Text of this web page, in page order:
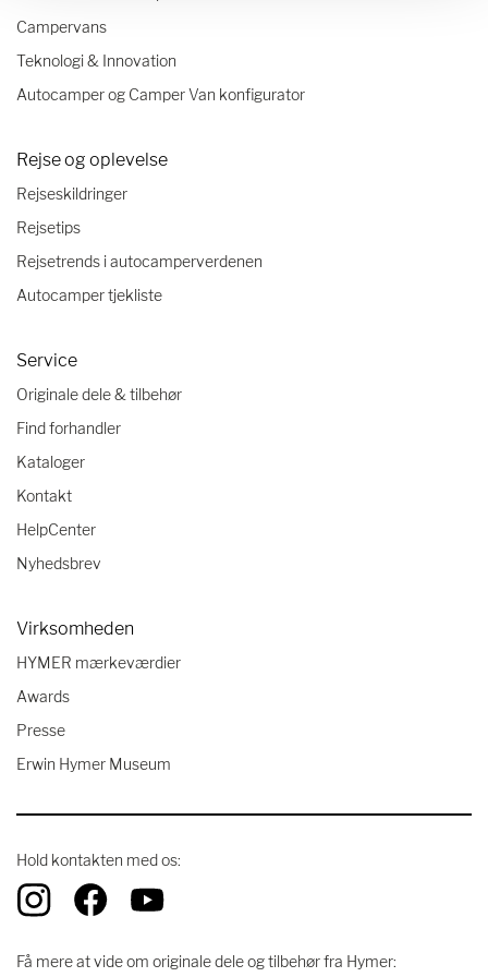
Campervans
Teknologi & Innovation
Autocamper og Camper Van konfigurator
Rejse og oplevelse
Rejseskildringer
Rejsetips
Rejsetrends i autocamperverdenen
Autocamper tjekliste
Service
Originale dele & tilbehør
Find forhandler
Kataloger
Kontakt
HelpCenter
Nyhedsbrev
Virksomheden
HYMER mærkeværdier
Awards
Presse
Erwin Hymer Museum
Hold kontakten med os:
Få mere at vide om originale dele og tilbehør fra Hymer: